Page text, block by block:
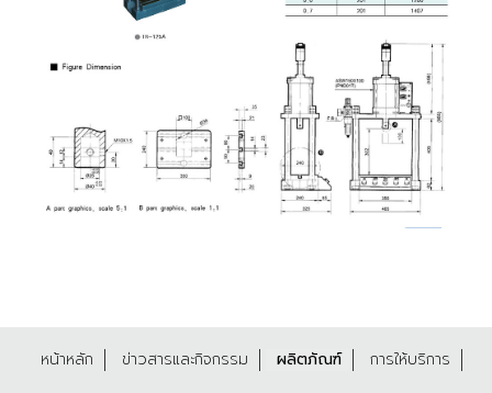
หน้าหลัก ข่าวสารและกิจกรรม ผลิตภัณฑ์ การให้บริการ